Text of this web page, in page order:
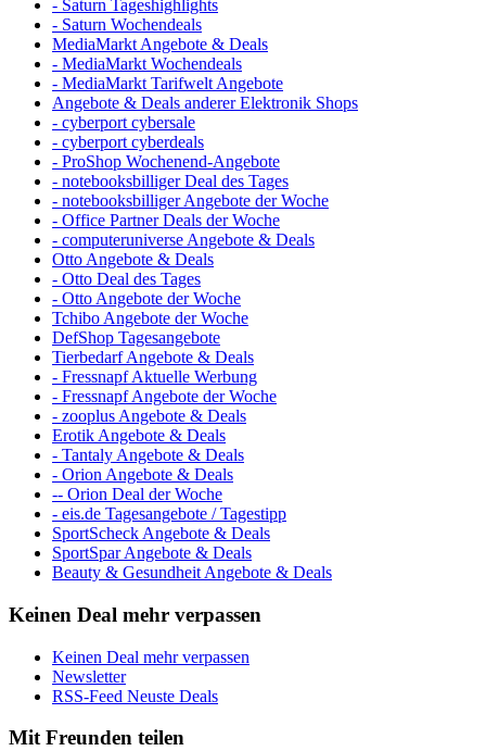
- Saturn Tageshighlights
- Saturn Wochendeals
MediaMarkt Angebote & Deals
- MediaMarkt Wochendeals
- MediaMarkt Tarifwelt Angebote
Angebote & Deals anderer Elektronik Shops
- cyberport cybersale
- cyberport cyberdeals
- ProShop Wochenend-Angebote
- notebooksbilliger Deal des Tages
- notebooksbilliger Angebote der Woche
- Office Partner Deals der Woche
- computeruniverse Angebote & Deals
Otto Angebote & Deals
- Otto Deal des Tages
- Otto Angebote der Woche
Tchibo Angebote der Woche
DefShop Tagesangebote
Tierbedarf Angebote & Deals
- Fressnapf Aktuelle Werbung
- Fressnapf Angebote der Woche
- zooplus Angebote & Deals
Erotik Angebote & Deals
- Tantaly Angebote & Deals
- Orion Angebote & Deals
-- Orion Deal der Woche
- eis.de Tagesangebote / Tagestipp
SportScheck Angebote & Deals
SportSpar Angebote & Deals
Beauty & Gesundheit Angebote & Deals
Keinen Deal mehr verpassen
Keinen Deal mehr verpassen
Newsletter
RSS-Feed Neuste Deals
Mit Freunden teilen